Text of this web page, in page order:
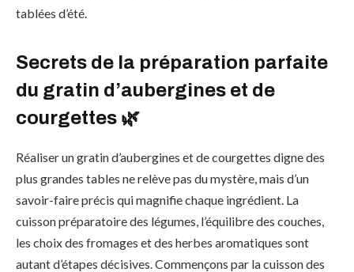
tablées d’été.
Secrets de la préparation parfaite
du gratin d’aubergines et de
courgettes 🌿
Réaliser un gratin d’aubergines et de courgettes digne des
plus grandes tables ne relève pas du mystère, mais d’un
savoir-faire précis qui magnifie chaque ingrédient. La
cuisson préparatoire des légumes, l’équilibre des couches,
les choix des fromages et des herbes aromatiques sont
autant d’étapes décisives. Commençons par la cuisson des